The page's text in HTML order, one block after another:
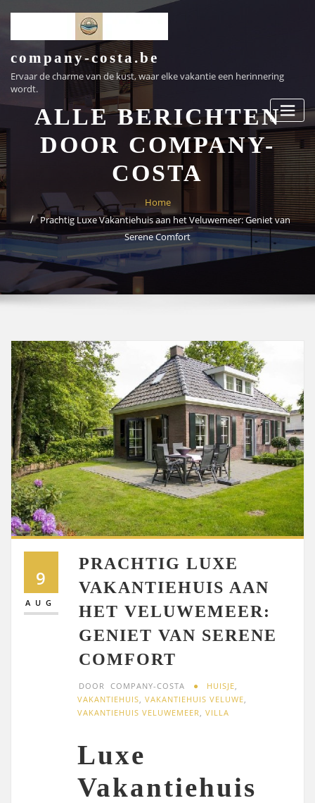
inhoud
company-costa.be
Ervaar de charme van de kust, waar elke vakantie een herinnering
wordt.
ALLE BERICHTEN
DOOR COMPANY-
COSTA
Home
Prachtig Luxe Vakantiehuis aan het Veluwemeer: Geniet van
Serene Comfort
9
AUG
PRACHTIG LUXE
VAKANTIEHUIS AAN
HET VELUWEMEER:
GENIET VAN SERENE
COMFORT
DOOR COMPANY-COSTA HUISJE
VAKANTIEHUIS ,VAKANTIEHUIS VELUWE
VAKANTIEHUIS VELUWEMEER
,VILLA
Luxe
Vakantiehuis